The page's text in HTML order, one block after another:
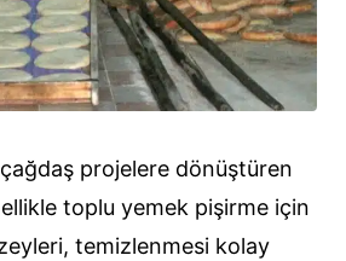
çağdaş projelere dönüştüren
toplu yemek pişirme için
temizlenmesi kolay